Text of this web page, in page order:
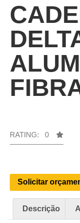
RATING: 0
Solicitar
Descrição